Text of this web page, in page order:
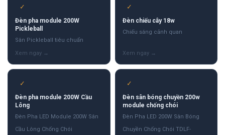
✓
Đèn pha module 200W
Pickleball
Sân Pickleball tiêu chuẩn
✓
Đèn chiếu cây 18w
Chiếu sáng cảnh quan
✓
Đèn pha module 200W Cầu
Lông
Đèn Pha LED Module 200W Sân
Cầu Lông Chống Chói
✓
Đèn sân bóng chuyền 200w
module chống chói
Đèn Pha LED 200W Sân Bóng
Chuyền Chống Chói TDLF-